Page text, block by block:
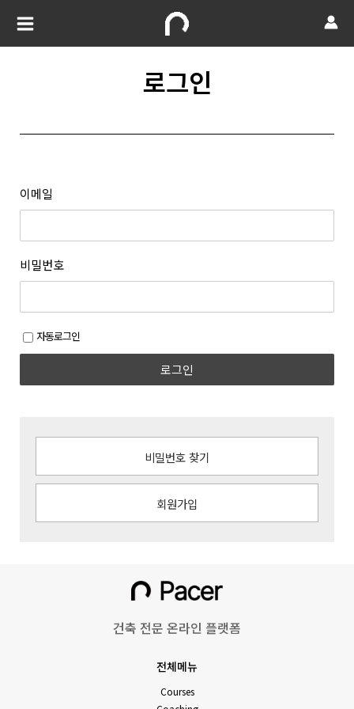
로그인
이메일
비밀번호
자동로그인
로그인
비밀번호 찾기
회원가입
건축 전문 온라인 플랫폼
전체메뉴
Courses